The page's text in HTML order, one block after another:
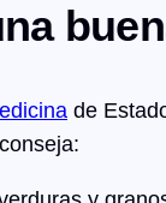
de